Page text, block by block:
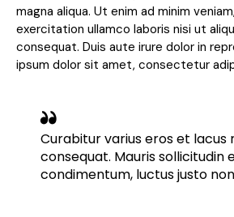
magna aliqua. Ut enim ad minim
exercitation ullamco laboris nisi ut
consequat. Duis aute irure dolor in
ipsum dolor sit amet, consectetur
Curabitur varius eros et lacus
consequat. Mauris sollicitudin
condimentum, luctus justo